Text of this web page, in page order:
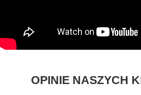
OPINIE NASZYCH